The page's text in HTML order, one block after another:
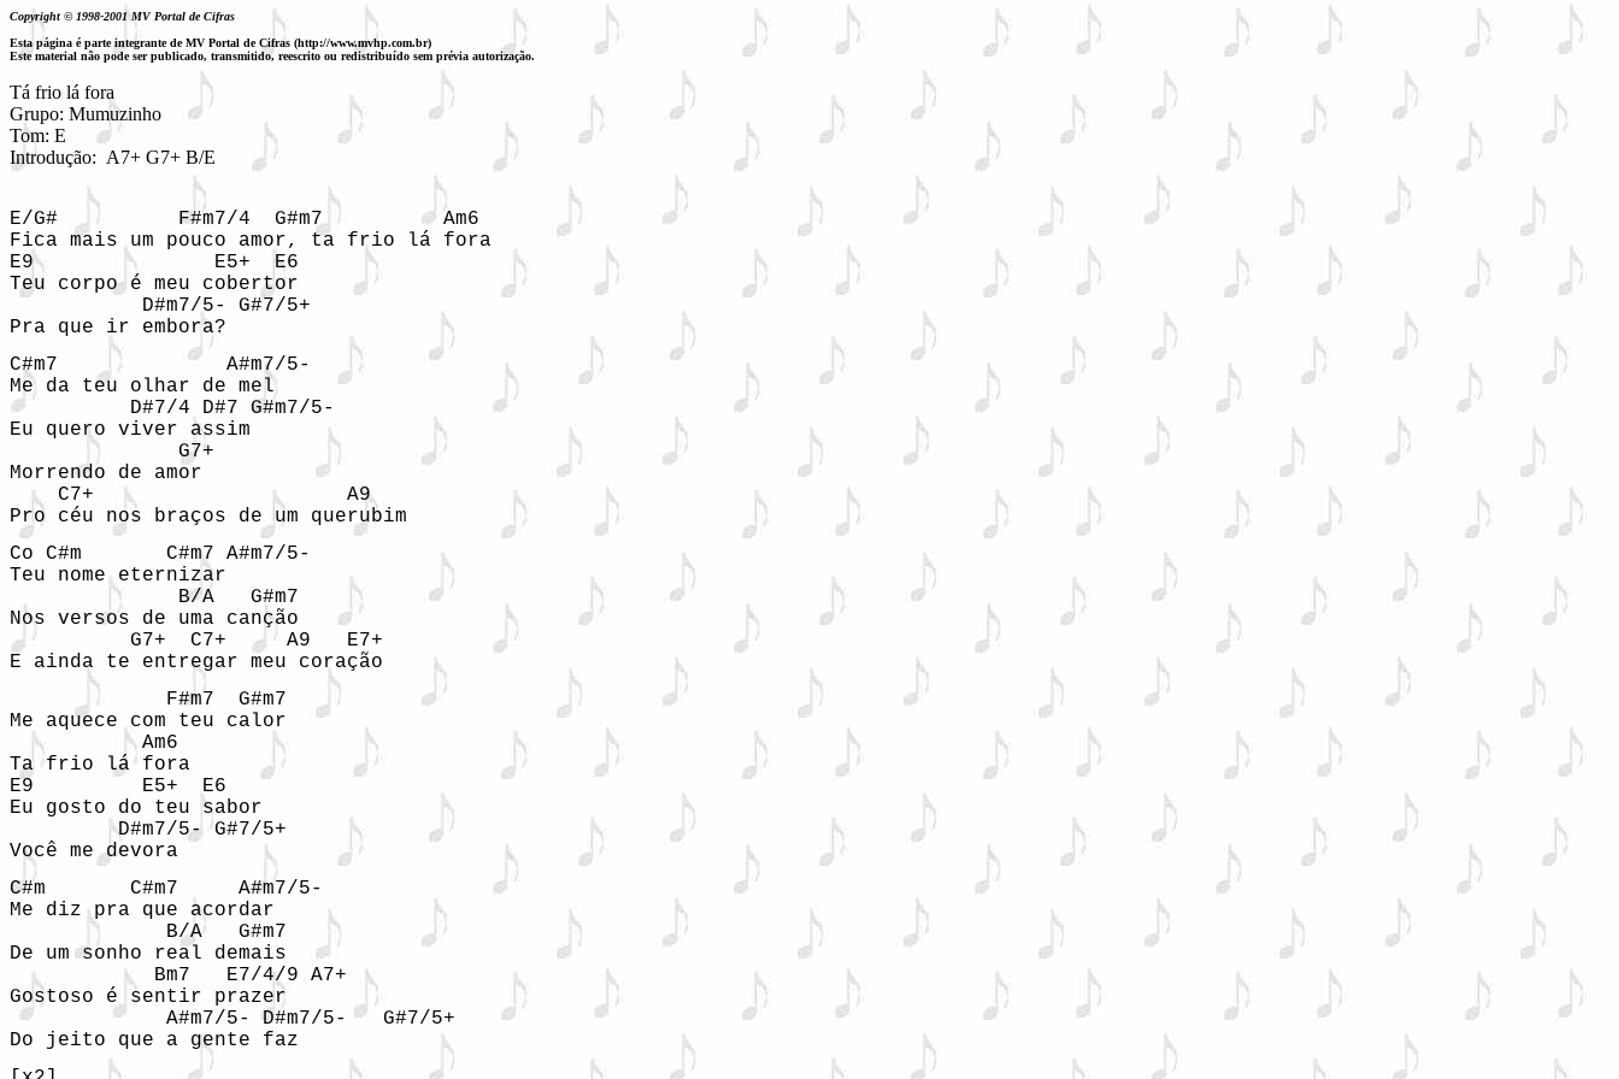
Copyright © 1998-2001 MV Portal de Cifras
Esta página é parte integrante de MV Portal de Cifras (http://www.mvhp.com.br)
Este material não pode ser publicado, transmitido, reescrito ou redistribuído sem prévia autorização.
Tá frio lá fora
Grupo: Mumuzinho
Tom: E
Introdução: A7+ G7+ B/E
E/G#          F#m7/4  G#m7          Am6
Fica mais um pouco amor, ta frio lá fora
E9               E5+  E6
Teu corpo é meu cobertor
           D#m7/5- G#7/5+
Pra que ir embora?
C#m7              A#m7/5-
Me da teu olhar de mel
          D#7/4 D#7 G#m7/5-
Eu quero viver assim
              G7+
Morrendo de amor
    C7+                     A9
Pro céu nos braços de um querubim
Co C#m       C#m7 A#m7/5-
Teu nome eternizar
              B/A   G#m7
Nos versos de uma canção
          G7+  C7+     A9   E7+
E ainda te entregar meu coração
             F#m7  G#m7
Me aquece com teu calor
           Am6
Ta frio lá fora
E9         E5+  E6
Eu gosto do teu sabor
         D#m7/5- G#7/5+
Você me devora
C#m       C#m7     A#m7/5-
Me diz pra que acordar
             B/A   G#m7
De um sonho real demais
            Bm7   E7/4/9 A7+
Gostoso é sentir prazer
             A#m7/5- D#m7/5-   G#7/5+
Do jeito que a gente faz